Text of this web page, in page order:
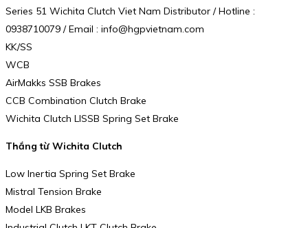
Series 51 Wichita Clutch Viet Nam Distributor / Hotline :
0938710079 / Email : info@hgpvietnam.com
KK/SS
WCB
AirMakks SSB Brakes
CCB Combination Clutch Brake
Wichita Clutch LISSB Spring Set Brake
Thắng từ Wichita Clutch
Low Inertia Spring Set Brake
Mistral Tension Brake
Model LKB Brakes